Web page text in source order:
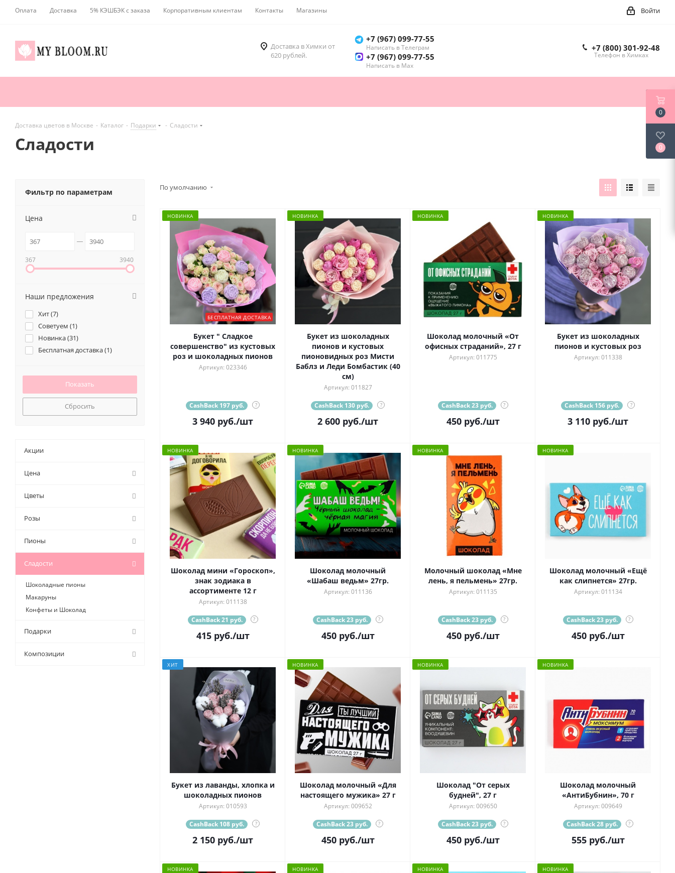
Оплата Доставка 5% КЭШБЭК с заказа Корпоративным клиентам Контакты Магазины Войти
Доставка в Химки от
620 рублей.
+7 (967) 099-77-55
Написать в Телеграм
+7 (967) 099-77-55
Написать в Мах
+7 (800) 301-92-48
Телефон в Химках
Доставка цветов в Москве - Каталог - Подарки - Сладости
Сладости
По умолчанию
НОВИНКА
БЕСПЛАТНАЯ ДОСТАВКА
Букет " Сладкое
совершенство" из кустовых
роз и шоколадных пионов
Артикул: 023346
CashBack 197 руб. ?
3 940 руб./шт
НОВИНКА
Букет из шоколадных
пионов и кустовых
пионовидных роз Мисти
Баблз и Леди Бомбастик (40
см)
Артикул: 011827
CashBack 130 руб. ?
2 600 руб./шт
НОВИНКА
Шоколад молочный «От
офисных страданий», 27 г
Артикул: 011775
CashBack 23 руб. ?
450руб./шт
НОВИНКА
Букет из шоколадных
пионов и кустовых роз
Артикул: 011338
CashBack 156 руб. ?
3 110 руб./шт
НОВИНКА
Шоколад мини «Гороскоп»,
знак зодиака в
ассортименте 12 г
Артикул: 011138
CashBack 21 руб. ?
415руб./шт
НОВИНКА
Шоколад молочный
«Шабаш ведьм» 27гр.
Артикул: 011136
CashBack 23 руб. ?
450руб./шт
НОВИНКА
Молочный шоколад «Мне
лень, я пельмень» 27гр.
Артикул: 011135
CashBack 23 руб. ?
450руб./шт
НОВИНКА
Шоколад молочный «Ещё
как слипнется» 27гр.
Артикул: 011134
CashBack 23 руб. ?
450руб./шт
ХИТ
Букет из лаванды, хлопка и
шоколадных пионов
Артикул: 010593
CashBack 108 руб. ?
2 150 руб./шт
НОВИНКА
Шоколад молочный «Для
настоящего мужика» 27 г
Артикул: 009652
CashBack 23 руб. ?
450руб./шт
НОВИНКА
Шоколад "От серых
будней", 27 г
Артикул: 009650
CashBack 23 руб. ?
450руб./шт
НОВИНКА
Шоколад молочный
«АнтиБубнин», 70 г
Артикул: 009649
CashBack 28 руб. ?
555руб./шт
НОВИНКА НОВИНКА НОВИНКА НОВИНКА
Фильтр по параметрам
Цена
367 3940
Наши предложения
Хит (7)
Советуем (1)
Новинка (31)
Бесплатная доставка (1)
Сбросить
Акции
Цена
Цветы
Розы
Пионы
Сладости
Шоколадные пионы
Макаруны
Конфеты и Шоколад
Подарки
Композиции
0
0